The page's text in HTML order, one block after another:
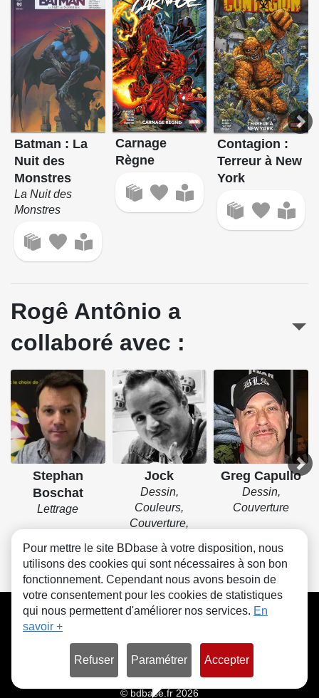
Batman : La
Nuit des
Monstres
La Nuit des
Monstres
Carnage
Règne
Contagion :
Terreur à New
York
Rogê Antônio a
collaboré avec :
Stephan
Boschat
Lettrage
Jock
Dessin,
Couleurs,
Couverture,
Greg Capullo
Dessin,
Couverture
CGU FAQ Contact Cookies
© bdbase.fr 2026
Pour mettre le site BDbase à votre disposition, nous
utilisons des cookies qui sont nécessaires à son bon
fonctionnement. Cependant nous avons besoin de
votre consentement pour les cookies de statistiques
qui nous permettent d'améliorer nos services. En
savoir +
Refuser Paramétrer Accepter